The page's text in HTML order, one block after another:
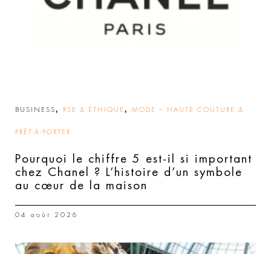
BUSINESS, RSE & ÉTHIQUE , MODE – HAUTE COUTURE &
PRÊT-À-PORTER
Pourquoi le chiffre 5 est-il si important
chez Chanel ? L’histoire d’un symbole
au cœur de la maison
04 août 2026